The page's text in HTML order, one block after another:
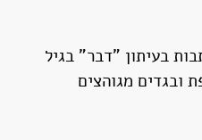
בעיתון "דבר" בגיל
ובגדים מגוהצים